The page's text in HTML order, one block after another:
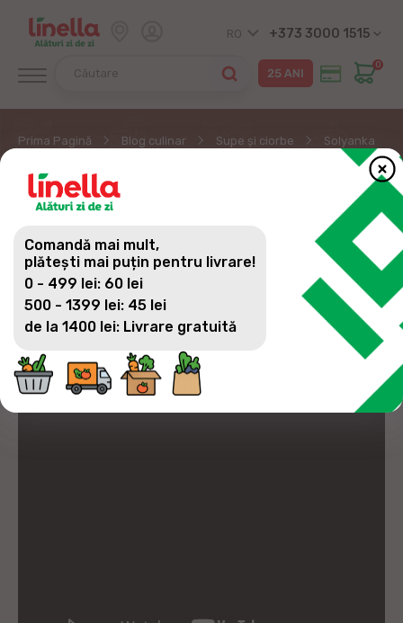
RO +373 3000 1515
0
Prima Pagină Blog culinar Supe și ciorbe Solyanka
SOLYANKA
Comandă mai mult,
plătești mai puțin pentru livrare!
0 - 499 lei: 60 lei
500 - 1399 lei: 45 lei
de la 1400 lei: Livrare gratuită